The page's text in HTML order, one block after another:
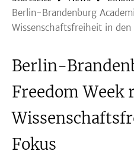
Berlin-Brandenburg
Wissenschaftsfreiheit in den
Berlin-
Freedom Week
Fokus